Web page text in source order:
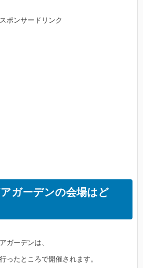
スポンサードリンク
ガーデンの会場はど
ガーデンは、
ったところで開催されます。